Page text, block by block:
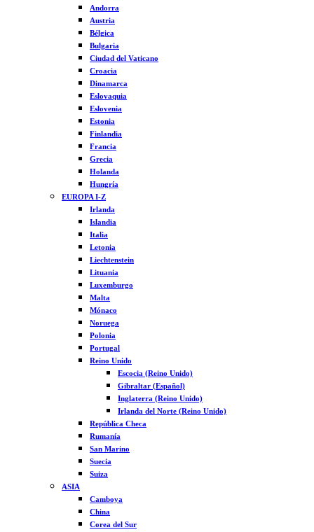
Andorra
Austria
Bélgica
Bulgaria
Ciudad del Vaticano
Croacia
Dinamarca
Eslovaquia
Eslovenia
Estonia
Finlandia
Francia
Grecia
Holanda
Hungría
EUROPA I-Z
Irlanda
Islandia
Italia
Letonia
Liechtenstein
Lituania
Luxemburgo
Malta
Mónaco
Noruega
Polonia
Portugal
Reino Unido
Escocia (Reino Unido)
Gibraltar (Español)
Inglaterra (Reino Unido)
Irlanda del Norte (Reino Unido)
República Checa
Rumanía
San Marino
Suecia
Suiza
ASIA
Camboya
China
Corea del Sur